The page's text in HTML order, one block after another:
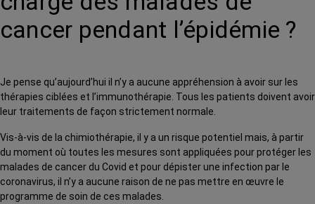
cancer pendant l’épidémie ?
Je pense qu’aujourd’hui il n’y a aucune appréhension à avoir sur les
thérapies ciblées et l’immunothérapie. Tous les patients doivent avoir
leur traitements de façon strictement normale.
Vis-à-vis de la chimiothérapie, il y a un risque potentiel mais, à partir
du moment où toutes les mesures sont appliquées pour protéger les
malades de cancer du Covid et pour dépister une infection par le
coronavirus, il n’y a aucune raison de ne pas mettre en œuvre le
programme de soin de ces malades.